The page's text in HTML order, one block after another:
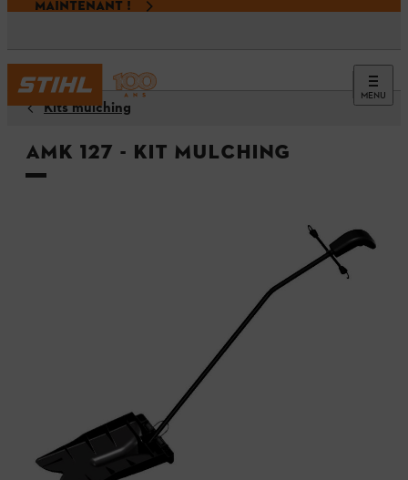
MAINTENANT !
MENU
Kits mulching
AMK 127 - Kit mulching